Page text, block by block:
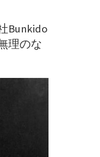
Bunkido
理のな